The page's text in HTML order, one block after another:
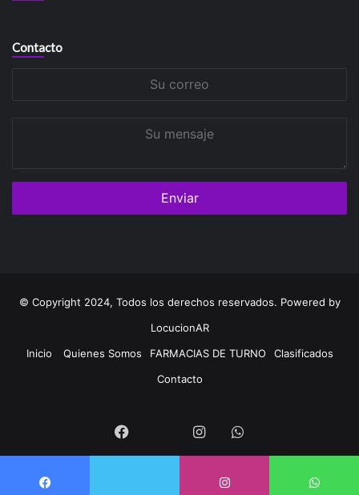
Contacto
© Copyright 2024, Todos los derechos reservados. Powered by
LocucionAR
Inicio
Quienes Somos FARMACIAS DE TURNO
Clasificados
Contacto
Facebook InstagramWhatsapp